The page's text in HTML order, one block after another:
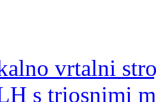
vrtalni
s triosnimi